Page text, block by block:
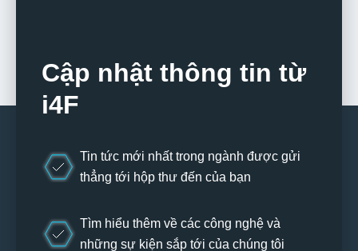
Cập nhật thông tin từ
i4F
Tin tức mới nhất trong ngành được gửi
thẳng tới hộp thư đến của bạn
Tìm hiểu thêm về các công nghệ và
những sự kiện sắp tới của chúng tôi